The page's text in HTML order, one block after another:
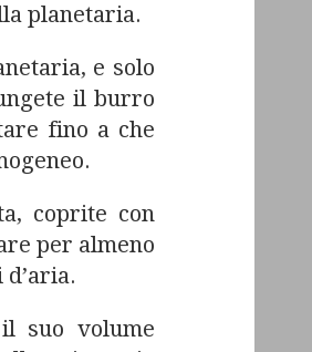
planetaria.
e solo
il burro
fino a che
coprite con
per almeno
suo volume